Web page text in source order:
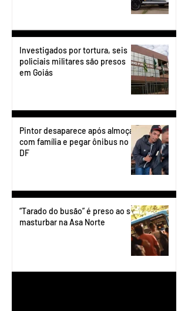
Investigados por tortura, seis
policiais militares são presos
em Goiás
Pintor desaparece após almoçar
com família e pegar ônibus no
DF
“Tarado do busão” é preso ao se
masturbar na Asa Norte